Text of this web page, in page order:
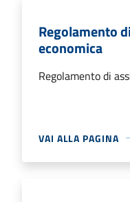
Regolamento
economica
Regolamento di
VAI ALLA PAGINA